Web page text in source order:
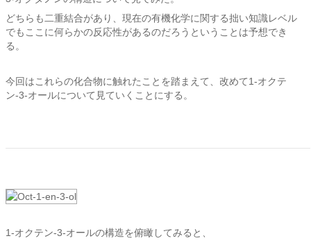
どちらも二重結合があり、現在の有機化学に関する拙い知識レベル
でもここに何らかの反応性があるのだろうということは予想でき
る。
今回はこれらの化合物に触れたことを踏まえて、改めて1-オクテ
ン-3-オールについて見ていくことにする。
1-オクテン-3-オールの構造を俯瞰してみると、